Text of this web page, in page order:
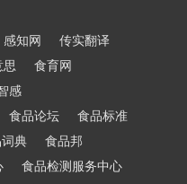
感知网
传实翻译
思
食育网
感
食品论坛
食品标准
典
食品邦
食品检测服务中心